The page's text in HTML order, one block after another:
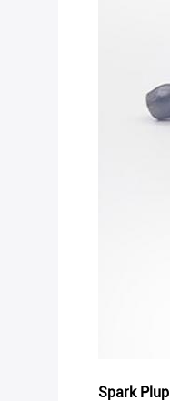
Spark Plup